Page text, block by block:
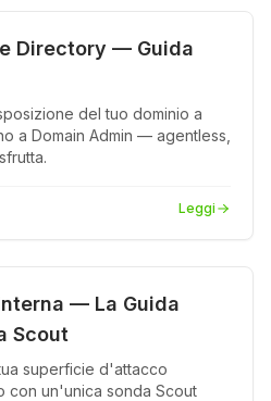
Directory — Guida
del tuo dominio a
a Domain Admin — agentless,
Leggi
— La Guida
Scout
superficie d'attacco
con un'unica sonda Scout